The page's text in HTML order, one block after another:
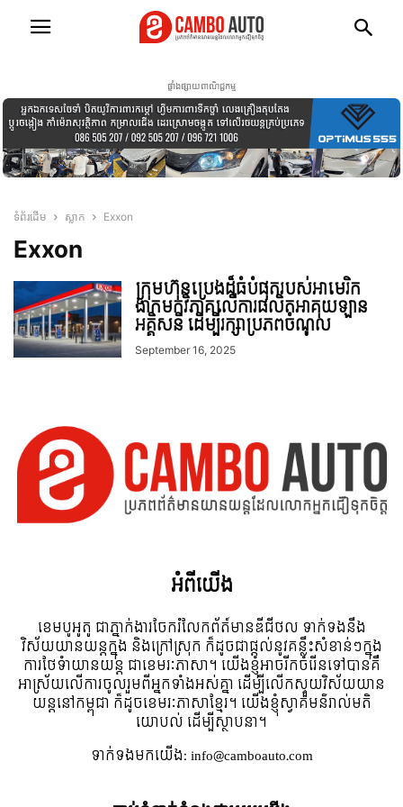
ផ្ទាំងផ្សាយពាណិជ្ជកម្ម
ទំព័រដើម ស្លាក Exxon
Exxon
ក្រុមហ៊ុនប្រេងដ៏ធំបំផុតរបស់អាមេរិក
ងាកមកវិភាគលើការផលិតអាគុយឡាន
អគ្គិសនី ដើម្បីរក្សាប្រភពចំណូល
September 16, 2025
អំពី​យើង
ខេមបូអូតូ ជាភ្នាក់ងារចែករំលែកព័ត៍មានឌីជីថល ទាក់ទងនឹង
វិស័យយានយន្តក្នុង និងក្រៅស្រុក ក៏ដូចជាផ្តល់នូវគន្លឹះសំខាន់ៗក្នុង
ការថែទំាយានយន្ត ជាខេមរៈភាសា។ យើងខ្ញុំអាចរីកចំរើនទៅបានគឺ
អាស្រ័យលើការចូលរួមពីអ្នកទាំងអស់គ្នា ដើម្បីលើកស្ទួយវិស័យយាន
យន្តនៅកម្ពុជា ក៏ដូចខេមរៈភាសាខ្មែរ។ យើងខ្ញុំស្វាគមន៌រាល់មតិ
យោបល់ ដើម្បីស្ថាបនា។
ទាក់ទង​មក​យើង:info@camboauto.com